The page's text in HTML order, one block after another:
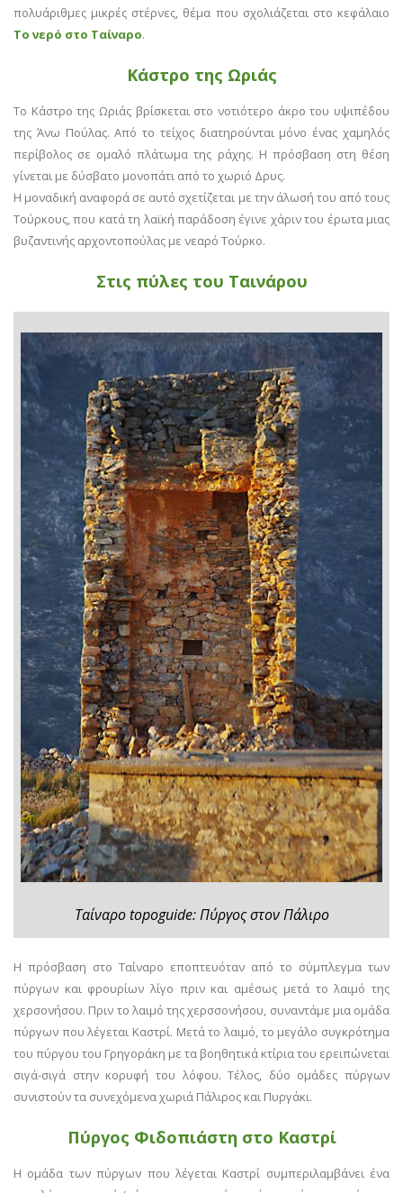
πολυάριθμες μικρές στέρνες, θέμα που σχολιάζεται στο κεφάλαιο
Το νερό στο Ταίναρο.
Κάστρο της Ωριάς
To Κάστρο της Ωριάς βρίσκεται στο νοτιότερο άκρο του υψιπέδου
της Άνω Πούλας. Από το τείχος διατηρούνται μόνο ένας χαμηλός
περίβολος σε ομαλό πλάτωμα της ράχης. Η πρόσβαση στη θέση
γίνεται με δύσβατο μονοπάτι από το χωριό Δρυς.
Η μοναδική αναφορά σε αυτό σχετίζεται με την άλωσή του από τους
Τούρκους, που κατά τη λαϊκή παράδοση έγινε χάριν του έρωτα μιας
βυζαντινής αρχοντοπούλας με νεαρό Τούρκο.
Στις πύλες του Ταινάρου
Ταίναρο topoguide: Πύργος στον Πάλιρο
Η πρόσβαση στο Ταίναρο εποπτευόταν από το σύμπλεγμα των
πύργων και φρουρίων λίγο πριν και αμέσως μετά το λαιμό της
χερσονήσου. Πριν το λαιμό της χερσσονήσου, συναντάμε μια ομάδα
πύργων που λέγεται Καστρί. Μετά το λαιμό, το μεγάλο συγκρότημα
του πύργου του Γρηγοράκη με τα βοηθητικά κτίρια του ερειπώνεται
σιγά-σιγά στην κορυφή του λόφου. Τέλος, δύο ομάδες πύργων
συνιστούν τα συνεχόμενα χωριά Πάλιρος και Πυργάκι.
Πύργος Φιδοπιάστη στο Καστρί
Η ομάδα των πύργων που λέγεται Καστρί συμπεριλαμβάνει ένα